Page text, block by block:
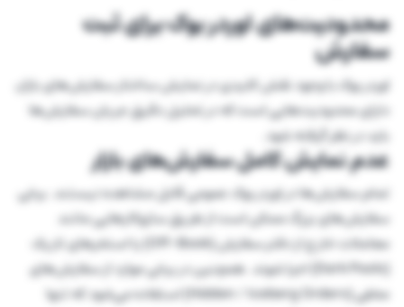
محدودیت‌های اوردر بوک برای ثبت
سفارش
اوردر بوک با وجود نقش کلیدی در نمایش ساختار سفارش‌های بازار،
دارای محدودیت‌هایی است که در تحلیل دقیق جریان سفارش‌ها
باید در نظر گرفته شود.
عدم نمایش کامل سفارش‌های بازار
تمام سفارش‌ها در اوردر بوک عمومی قابل مشاهده نیستند. برخی
سفارش‌های بزرگ ممکن است از طریق سازوکارهایی مانند
معاملات خارج از دفتر سفارش (Off-Book) یا استخرهای تاریک
(Dark Pools) اجرا شوند. همچنین در برخی موارد از سفارش‌های
مخفی (Hidden / Iceberg Orders) استفاده می‌شود که تنها